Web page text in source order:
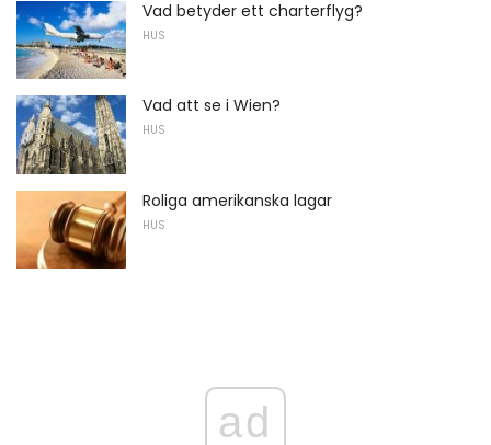
Vad betyder ett charterflyg?
HUS
Vad att se i Wien?
HUS
Roliga amerikanska lagar
HUS
ad